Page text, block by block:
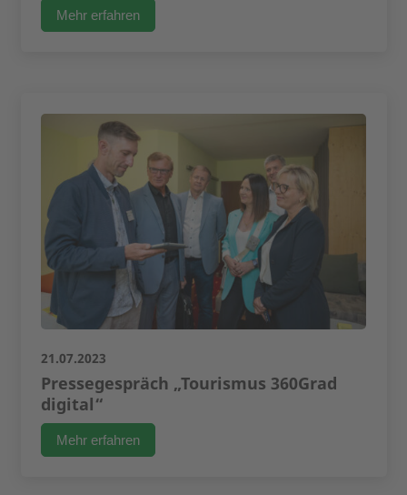
Mehr erfahren
21.07.2023
Pressegespräch „Tourismus 360Grad
digital“
Mehr erfahren